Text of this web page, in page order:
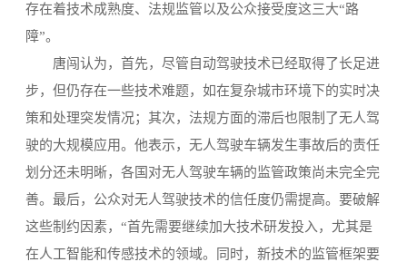
存在着技术成熟度、法规监管以及公众接受度这三大“路
障”。
唐闯认为，首先，尽管自动驾驶技术已经取得了长足进
步，但仍存在一些技术难题，如在复杂城市环境下的实时决
策和处理突发情况；其次，法规方面的滞后也限制了无人驾
驶的大规模应用。他表示，无人驾驶车辆发生事故后的责任
划分还未明晰，各国对无人驾驶车辆的监管政策尚未完全完
善。最后，公众对无人驾驶技术的信任度仍需提高。要破解
这些制约因素，“首先需要继续加大技术研发投入，尤其是
在人工智能和传感技术的领域。同时，新技术的监管框架要